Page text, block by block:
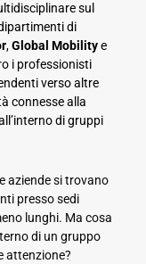
sul
di
,Global Mobilitye
i professionisti
verso altre
connesse alla
di gruppi
aziende si trovano
presso sedi
lunghi. Ma cosa
di un gruppo
attenzione?